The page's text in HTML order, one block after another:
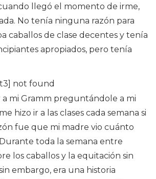
llegó el momento de irme,
No tenía ninguna razón para
caballos de clase decentes y tenía
apropiados, pero tenía
not found
mi Gramm preguntándole a mi
hizo ir a las clases cada semana si
fue que mi madre vio cuánto
toda la semana entre
los caballos y la equitación sin
embargo, era una historia